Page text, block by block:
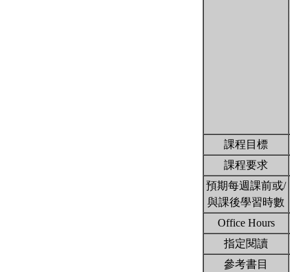
課程目標
課程要求
預期每週課前或/
與課後學習時數
Office Hours
指定閱讀
參考書目